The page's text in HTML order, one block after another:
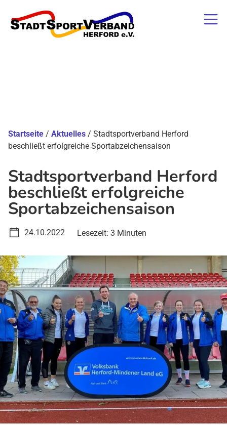
Startseite / Aktuelles / Stadtsportverband Herford
beschließt erfolgreiche Sportabzeichensaison
Stadtsportverband Herford
beschließt erfolgreiche
Sportabzeichensaison
24.10.2022 Lesezeit: 3 Minuten